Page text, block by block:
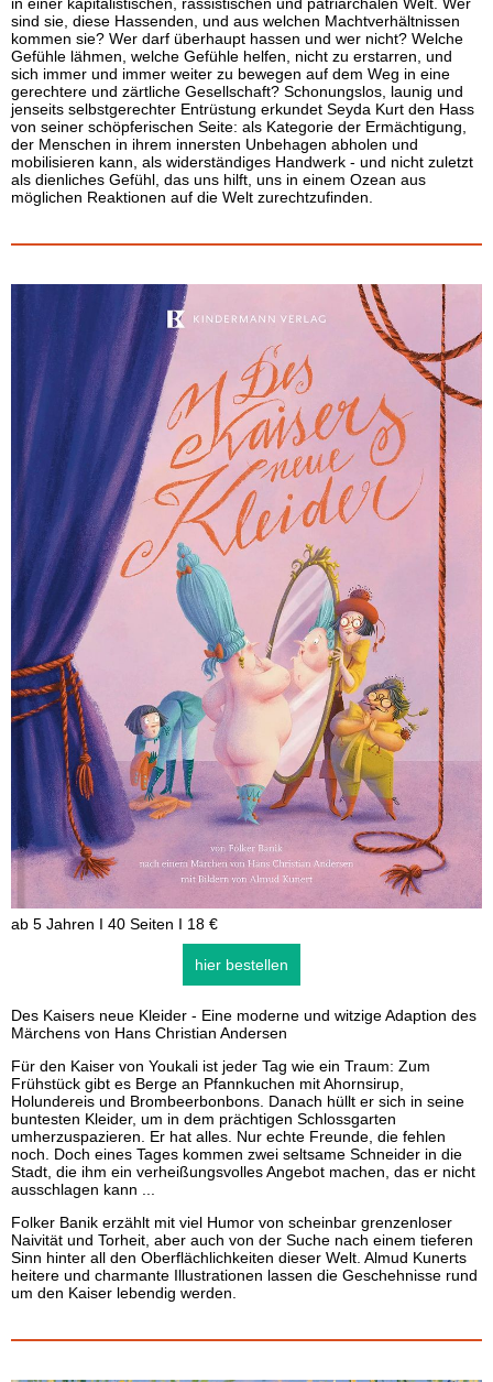
sind sie, diese Hassenden, und aus welchen Machtverhältnissen
kommen sie? Wer darf überhaupt hassen und wer nicht? Welche
Gefühle lähmen, welche Gefühle helfen, nicht zu erstarren, und
sich immer und immer weiter zu bewegen auf dem Weg in eine
gerechtere und zärtliche Gesellschaft? Schonungslos, launig und
jenseits selbstgerechter Entrüstung erkundet Seyda Kurt den Hass
von seiner schöpferischen Seite: als Kategorie der Ermächtigung,
der Menschen in ihrem innersten Unbehagen abholen und
mobilisieren kann, als widerständiges Handwerk - und nicht zuletzt
als dienliches Gefühl, das uns hilft, uns in einem Ozean aus
möglichen Reaktionen auf die Welt zurechtzufinden.
ab 5 Jahren I 40 Seiten I 18 €
hier bestellen
Des Kaisers neue Kleider - Eine moderne und witzige Adaption des
Märchens von Hans Christian Andersen
Für den Kaiser von Youkali ist jeder Tag wie ein Traum: Zum
Frühstück gibt es Berge an Pfannkuchen mit Ahornsirup,
Holundereis und Brombeerbonbons. Danach hüllt er sich in seine
buntesten Kleider, um in dem prächtigen Schlossgarten
umherzuspazieren. Er hat alles. Nur echte Freunde, die fehlen
noch. Doch eines Tages kommen zwei seltsame Schneider in die
Stadt, die ihm ein verheißungsvolles Angebot machen, das er nicht
ausschlagen kann ...
Folker Banik erzählt mit viel Humor von scheinbar grenzenloser
Naivität und Torheit, aber auch von der Suche nach einem tieferen
Sinn hinter all den Oberflächlichkeiten dieser Welt. Almud Kunerts
heitere und charmante Illustrationen lassen die Geschehnisse rund
um den Kaiser lebendig werden.